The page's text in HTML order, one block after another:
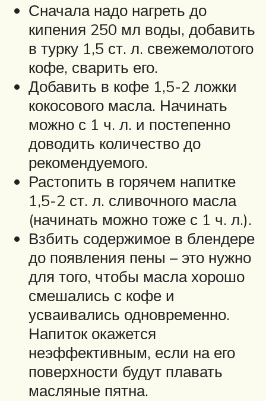
Сначала надо нагреть до
кипения 250 мл воды, добавить
в турку 1,5 ст. л. свежемолотого
кофе, сварить его.
Добавить в кофе 1,5-2 ложки
кокосового масла. Начинать
можно с 1 ч. л. и постепенно
доводить количество до
рекомендуемого.
Растопить в горячем напитке
1,5-2 ст. л. сливочного масла
(начинать можно тоже с 1 ч. л.).
Взбить содержимое в блендере
до появления пены – это нужно
для того, чтобы масла хорошо
смешались с кофе и
усваивались одновременно.
Напиток окажется
неэффективным, если на его
поверхности будут плавать
масляные пятна.